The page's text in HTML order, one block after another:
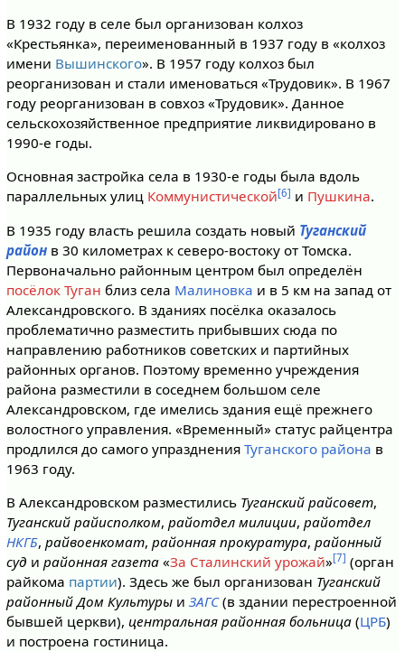
В 1932 году в селе был организован колхоз
«Крестьянка», переименованный в 1937 году в «колхоз
имени Вышинского». В 1957 году колхоз был
реорганизован и стали именоваться «Трудовик». В 1967
году реорганизован в совхоз «Трудовик». Данное
сельскохозяйственное предприятие ликвидировано в
1990-е годы.
Основная застройка села в 1930-е годы была вдоль
параллельных улиц Коммунистической[6] и Пушкина.
В 1935 году власть решила создать новый Туганский
районв 30 километрах к северо-востоку от Томска.
Первоначально районным центром был определён
посёлок Туган близ села Малиновка и в 5 км на запад от
Александровского. В зданиях посёлка оказалось
проблематично разместить прибывших сюда по
направлению работников советских и партийных
районных органов. Поэтому временно учреждения
района разместили в соседнем большом селе
Александровском, где имелись здания ещё прежнего
волостного управления. «Временный» статус райцентра
продлился до самого упразднения Туганского района в
1963 году.
В Александровском разместились Туганский райсовет,
Туганский райисполком, райотдел милиции, райотдел
НКГБ, райвоенкомат, районная прокуратура, районный
суд и районная газета«За Сталинский урожай»[7] (орган
райкома партии). Здесь же был организован Туганский
районный Дом Культурыи ЗАГС(в здании перестроенной
бывшей церкви), центральная районная больница(ЦРБ)
и построена гостиница.